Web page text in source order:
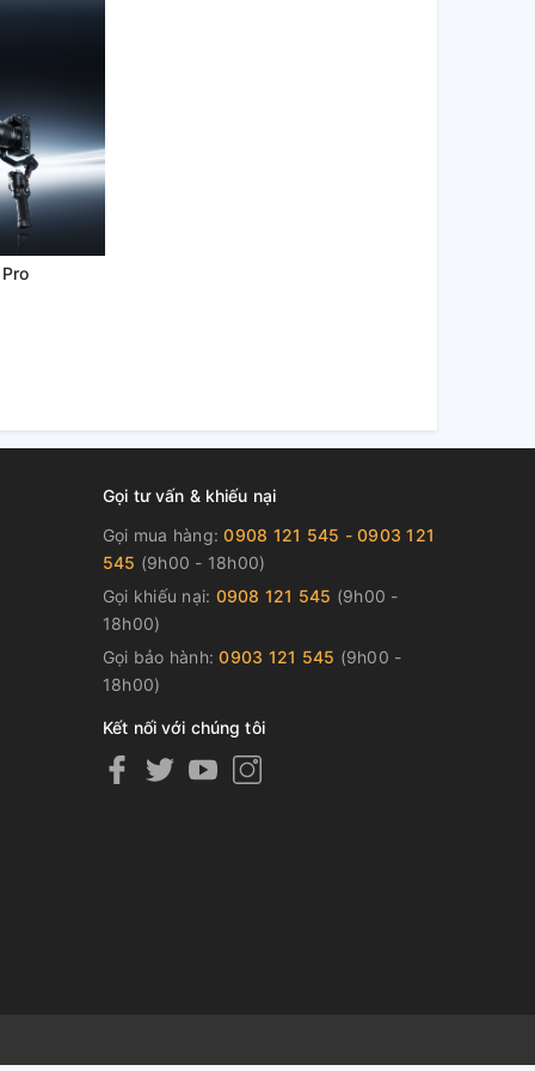
Gọi tư vấn & khiếu nại
Gọi mua hàng:0908 121 545 - 0903 121
545 (9h00 - 18h00)
Gọi khiếu nại: 0908 121 545 (9h00 -
18h00)
Gọi bảo hành:0903 121 545 (9h00 -
18h00)
Kết nối với chúng tôi